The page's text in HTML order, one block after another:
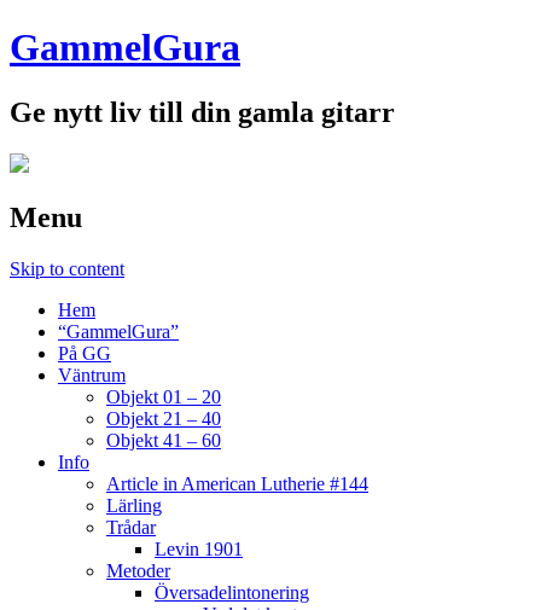
GammelGura
Ge nytt liv till din gamla gitarr
Menu
Skip to content
Hem
“GammelGura”
På GG
Väntrum
Objekt 01 – 20
Objekt 21 – 40
Objekt 41 – 60
Info
Article in American Lutherie #144
Lärling
Trådar
Levin 1901
Metoder
Översadelintonering